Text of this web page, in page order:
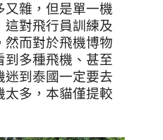
又雜，但是單一機
對飛行員訓練及
然而對於飛機博物
多種飛機、甚至
迷到泰國一定要去
太多，本貓僅提較